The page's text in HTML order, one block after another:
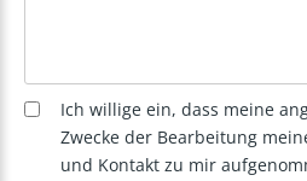
Ich willige ein, dass meine
Zwecke der Bearbeitung
und Kontakt zu mir